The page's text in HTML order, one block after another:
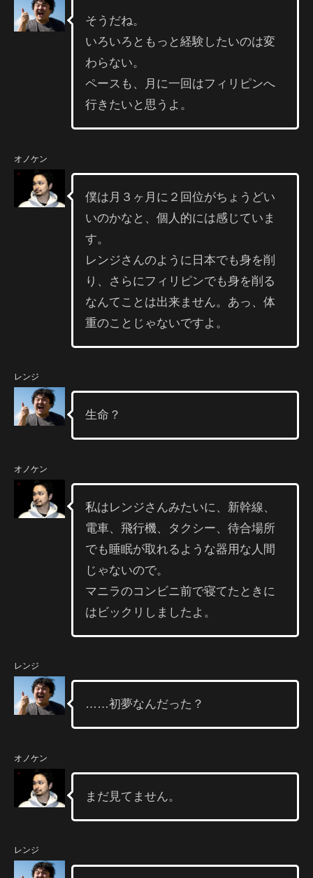
そうだね。
いろいろともっと経験したいのは変
わらない。
ペースも、月に一回はフィリピンへ
行きたいと思うよ。
オノケン
僕は月３ヶ月に２回位がちょうどい
いのかなと、個人的には感じていま
す。
レンジさんのように日本でも身を削
り、さらにフィリピンでも身を削る
なんてことは出来ません。あっ、体
重のことじゃないですよ。
レンジ
生命？
オノケン
私はレンジさんみたいに、新幹線、
電車、飛行機、タクシー、待合場所
でも睡眠が取れるような器用な人間
じゃないので。
マニラのコンビニ前で寝てたときに
はビックリしましたよ。
レンジ
……初夢なんだった？
オノケン
まだ見てません。
レンジ